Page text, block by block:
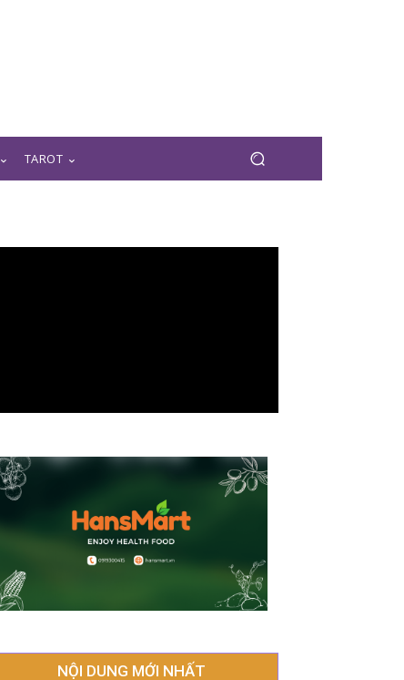
TAROT
NỘI DUNG MỚI NHẤT